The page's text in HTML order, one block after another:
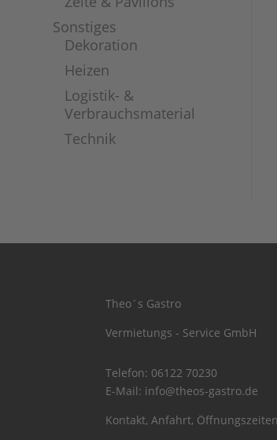
Sonstiges
Dekoration
Heizen
Logistik- &
Verbrauchsmaterial
Technik
Theo´s Gastro
Vermietungs - Service GmbH
Telefon: 06122 70230
E-Mail: info@theos-gastro.de
Kontakt, Anfahrt,